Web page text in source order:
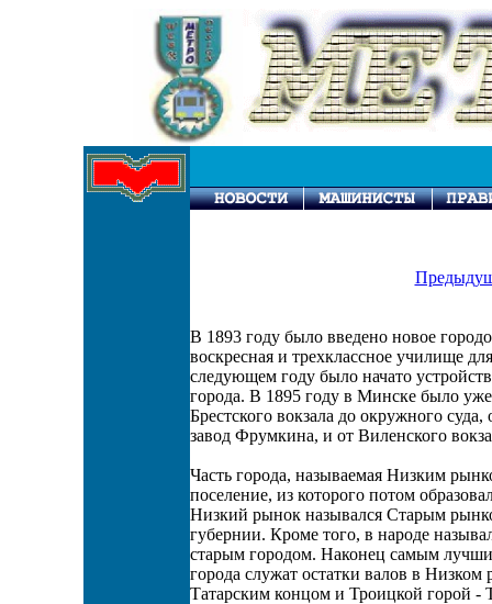
В 1893 году было введено новое
воскресная и трехклассное училище
следующем году было начато
города. В 1895 году в Минске было
Брестского вокзала до окружного
завод Фрумкина, и от Виленского
Часть города, называемая Низким
поселение, из которого потом
Низкий рынок назывался Старым
губернии. Кроме того, в народе
старым городом. Наконец самым
города служат остатки валов в
Татарским концом и Троицкой горой -